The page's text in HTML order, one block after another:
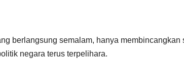
berlangsung semalam, hanya membincangkan
negara terus terpelihara.